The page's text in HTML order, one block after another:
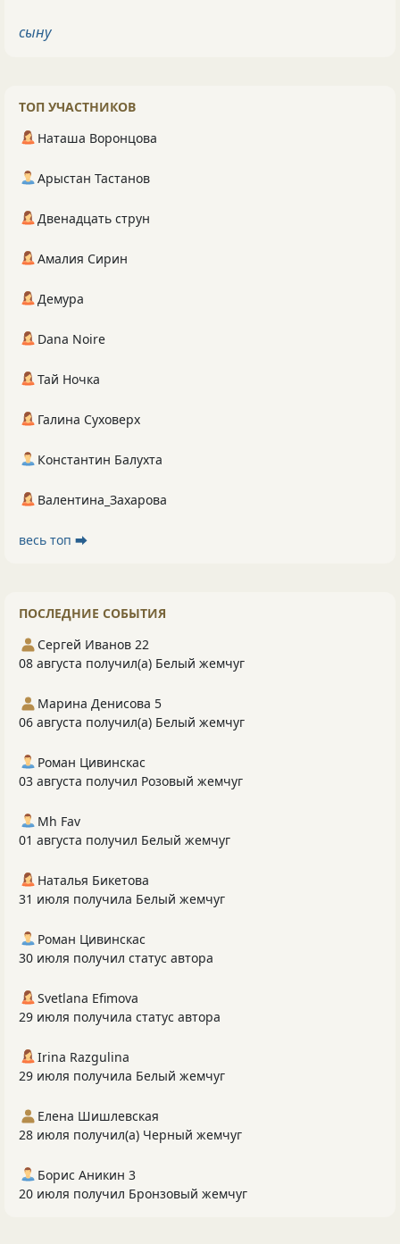
сыну
ТОП УЧАСТНИКОВ
Наташа Воронцова
Арыстан Тастанов
Двенадцать струн
Амалия Сирин
Демура
Dana Noire
Тай Ночка
Галина Суховерх
Константин Балухта
Валентина_Захарова
весь топ ⮕
ПОСЛЕДНИЕ СОБЫТИЯ
Сергей Иванов 22
08 августа получил(а) Белый жемчуг
Марина Денисова 5
06 августа получил(а) Белый жемчуг
Роман Цивинскас
03 августа получил Розовый жемчуг
Mh Fav
01 августа получил Белый жемчуг
Наталья Бикетова
31 июля получила Белый жемчуг
Роман Цивинскас
30 июля получил статус автора
Svetlana Efimova
29 июля получила статус автора
Irina Razgulina
29 июля получила Белый жемчуг
Елена Шишлевская
28 июля получил(а) Черный жемчуг
Борис Аникин 3
20 июля получил Бронзовый жемчуг